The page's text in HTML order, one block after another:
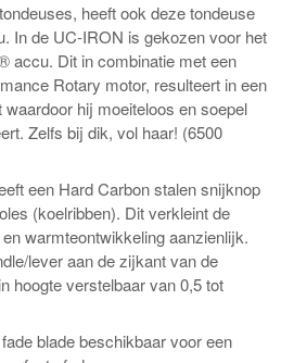
heeft ook deze tondeuse
In de UC-IRON is gekozen voor het
accu. Dit in combinatie met een
Rotary motor, resulteert in een
hij moeiteloos en soepel
Zelfs bij dik, vol haar! (6500
een Hard Carbon stalen snijknop
(koelribben). Dit verkleint de
warmteontwikkeling aanzienlijk.
lever aan de zijkant van de
hoogte verstelbaar van 0,5 tot
blade beschikbaar voor een